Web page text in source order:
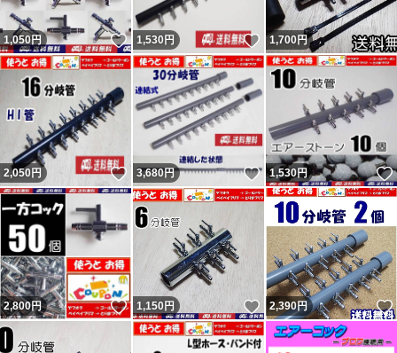
1,050円 いいね！
1,530円 いいね！
1,700円
2,050円 いいね！
3,680円 いいね！
1,530円
2,800円 いいね！
1,150円 いいね！
2,390円